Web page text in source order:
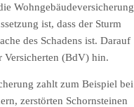
Wohngebäudeversicherung
ist, dass der Sturm
des Schadens ist. Darauf
Versicherten (BdV) hin.
zahlt zum Beispiel bei
zerstörten Schornsteinen